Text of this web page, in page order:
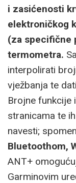
i zasićenosti
elektroničkog
(za specifične
termometra.
interpolirati
vježbanja te
Brojne funkcije
stranicama te
navesti;
Bluetoothom,
ANT+
Garminovim